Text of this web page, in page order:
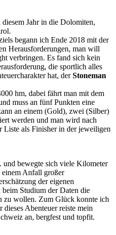
Jahr in die Dolomiten,
begann ich Ende 2018 mit der
Herausforderungen, man will
verbringen. Es fand sich kein
die sportlich alles
hat, derStoneman
hm, dabei fährt man mit dem
muss an fünf Punkten eine
an einem (Gold), zwei (Silber)
werden und man wird nach
Liste als Finisher in der jeweiligen
bewegte sich viele Kilometer
Anfall großer
der eigenen
Studium der Daten die
zu wollen. Zum Glück konnte ich
Abenteuer reiste mein
an, bergfest und topfit.